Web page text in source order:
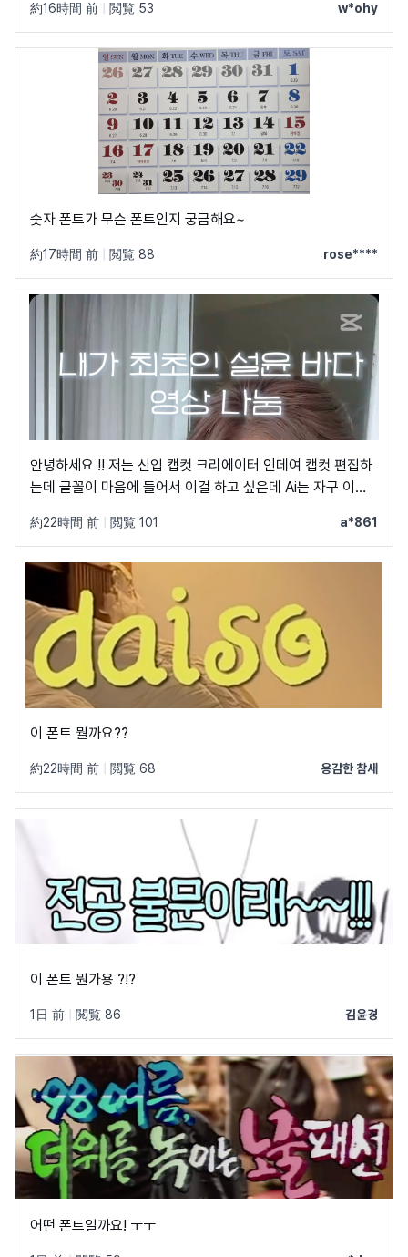
約16時間 前 閲覧 53 w*ohy
숫자 폰트가 무슨 폰트인지 궁금해요~
約17時間 前 閲覧 88 rose****
안녕하세요 !! 저는 신입 캡컷 크리에이터 인데여 캡컷 편집하
는데 글꼴이 마음에 들어서 이걸 하고 싶은데 Ai는 자구 이상
이 글꼴 가지고싶어요 ㅠ ㅂ ㅠ
約22時間 前 閲覧 101 a*861
이 폰트 뭘까요??
約22時間 前 閲覧 68 용감한 참새
이 폰트 뭔가용 ?!?
1日 前 閲覧 86 김윤경
어떤 폰트일까요! ㅜㅜ